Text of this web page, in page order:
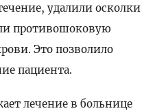
удалили осколки
противошоковую
Это позволило
пациента.
лечение в больнице